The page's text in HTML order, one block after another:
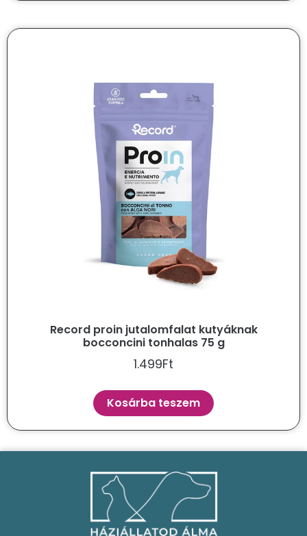
Record proin jutalomfalat kutyáknak
bocconcini tonhalas 75 g
1.499Ft
Kosárba teszem